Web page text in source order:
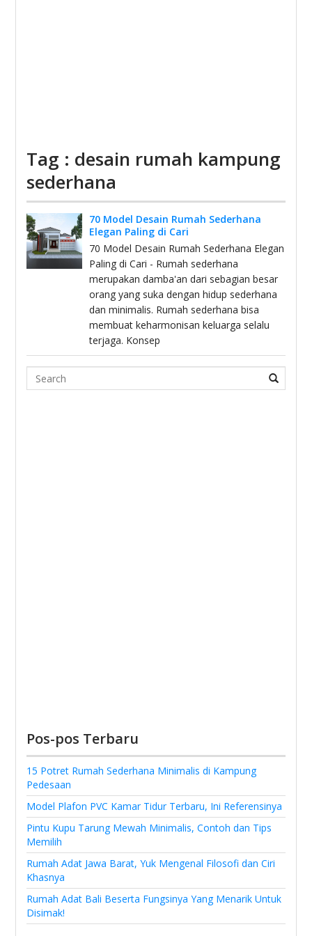
Tag : desain rumah kampung
sederhana
70 Model Desain Rumah Sederhana
Elegan Paling di Cari
70 Model Desain Rumah Sederhana Elegan
Paling di Cari - Rumah sederhana
merupakan damba'an dari sebagian besar
orang yang suka dengan hidup sederhana
dan minimalis. Rumah sederhana bisa
membuat keharmonisan keluarga selalu
terjaga. Konsep
Search
Pos-pos Terbaru
15 Potret Rumah Sederhana Minimalis di Kampung
Pedesaan
Model Plafon PVC Kamar Tidur Terbaru, Ini Referensinya
Pintu Kupu Tarung Mewah Minimalis, Contoh dan Tips
Memilih
Rumah Adat Jawa Barat, Yuk Mengenal Filosofi dan Ciri
Khasnya
Rumah Adat Bali Beserta Fungsinya Yang Menarik Untuk
Disimak!